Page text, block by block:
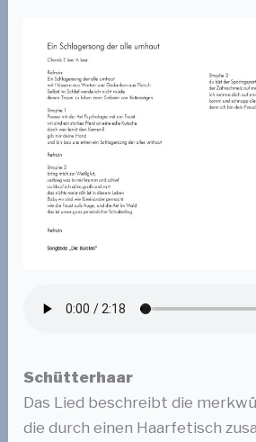
Schütterhaar
Das Lied beschreibt die
die durch einen Haarfetisch